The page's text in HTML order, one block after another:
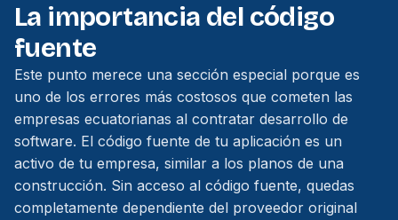
La importancia del código
fuente
Este punto merece una sección especial porque es
uno de los errores más costosos que cometen las
empresas ecuatorianas al contratar desarrollo de
software. El código fuente de tu aplicación es un
activo de tu empresa, similar a los planos de una
construcción. Sin acceso al código fuente, quedas
completamente dependiente del proveedor original